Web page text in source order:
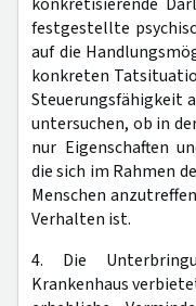
festgestellte
auf die
konkreten
Steuerungsfähigkeit
untersuchen, ob in
nur Eigenschaften
die sich im Rahmen
Menschen
Verhalten ist.
4. Die
Krankenhaus